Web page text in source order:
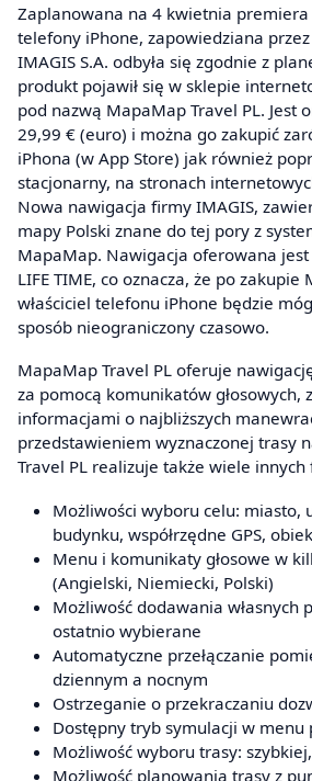
Zaplanowana na 4 kwietnia
telefony iPhone, zapowiedziana
IMAGIS S.A. odbyła się zgodnie z
produkt pojawił się w sklepie
pod nazwą MapaMap Travel PL. Jest
29,99 € (euro) i można go zakupić
iPhona (w App Store) jak również
stacjonarny, na stronach
Nowa nawigacja firmy IMAGIS,
mapy Polski znane do tej pory z
MapaMap. Nawigacja oferowana
LIFE TIME, co oznacza, że po zakupie
właściciel telefonu iPhone będzie
sposób nieograniczony czasowo.
MapaMap Travel PL oferuje
za pomocą komunikatów głosowych,
informacjami o najbliższych
przedstawieniem wyznaczonej trasy
Travel PL realizuje także wiele innych
Możliwości wyboru celu: miasto,
budynku, współrzędne GPS,
Menu i komunikaty głosowe w
(Angielski, Niemiecki, Polski)
Możliwość dodawania własnych
ostatnio wybierane
Automatyczne przełączanie
dziennym a nocnym
Ostrzeganie o przekraczaniu
Dostępny tryb symulacji w
Możliwość wyboru trasy:
Możliwość planowania trasy z